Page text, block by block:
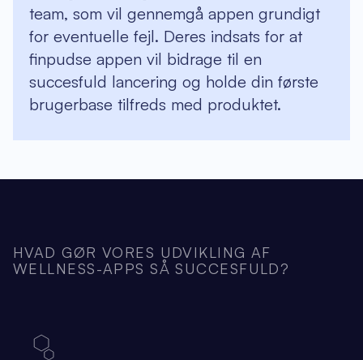
team, som vil gennemgå appen grundigt
for eventuelle fejl. Deres indsats for at
finpudse appen vil bidrage til en
succesfuld lancering og holde din første
brugerbase tilfreds med produktet.
HVAD GØR VORES UDVIKLING AF
WELLNESS-APPS SÅ SUCCESFULD?